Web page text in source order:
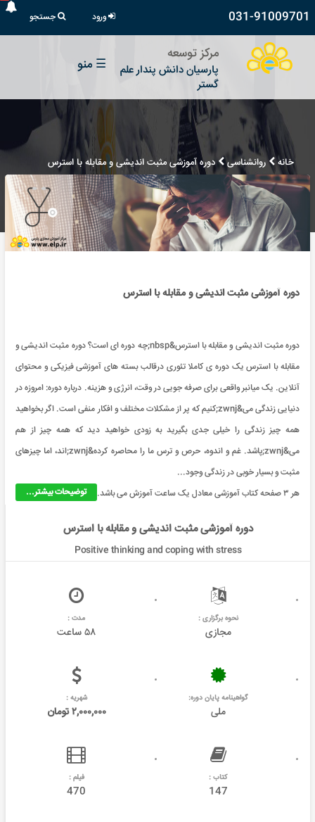
031-91009701 ورود جستجو
مرکز توسعه
پارسیان دانش پندار علم
گستر
☰ منو
خانه روانشناسی دوره آموزشی مثبت اندیشی و مقابله با استرس
دوره آموزشی مثبت اندیشی و مقابله با استرس
دوره مثبت اندیشی و مقابله با استرس&nbsp;چه دوره ای است؟ دوره مثبت اندیشی و
مقابله با استرس یک دوره ی کاملا تئوری درقالب بسته های آموزشی فیزیکی و محتوای
آنلاین. یک میانبر واقعی برای صرفه جویی در وقت، انرژی و هزینه. درباره دوره: امروزه در
دنیایی زندگی می&zwnj;کنیم که پر از مشکلات مختلف و افکار منفی است. اگر بخواهید
همه چیز زندگی را خیلی جدی بگیرید به زودی خواهید دید که همه چیز از هم
می&zwnj;پاشد. غم و اندوه، حرص و ترس ما را محاصره کرده&zwnj;اند، اما چیزهای
مثبت و بسیار خوبی در زندگی وجود...
توضیحات بیشتر...
هر ۳ صفحه کتاب آموزشی معادل یک ساعت آموزش می باشد.
دوره آموزشی مثبت اندیشی و مقابله با استرس
Positive thinking and coping with stress
نحوه برگزاری :
مجازی
مدت :
۵۸ ساعت
گواهینامه پایان دوره:
ملی
شهریه :
۲,۰۰۰,۰۰۰ تومان
کتاب :
147
فیلم :
470